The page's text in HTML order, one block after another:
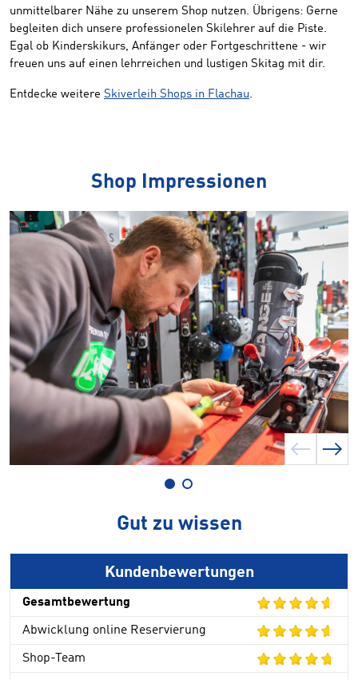
unmittelbarer Nähe zu unserem Shop nutzen. Übrigens: Gerne
begleiten dich unsere professionelen Skilehrer auf die Piste.
Egal ob Kinderskikurs, Anfänger oder Fortgeschrittene - wir
freuen uns auf einen lehrreichen und lustigen Skitag mit dir.
Entdecke weitere Skiverleih Shops in Flachau.
Shop Impressionen
Gut zu wissen
Kundenbewertungen
Gesamtbewertung
Abwicklung online Reservierung
Shop-Team